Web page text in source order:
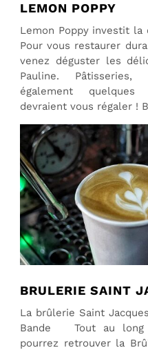
LEMON POPPY
Lemon Poppy investit la
Pour vous restaurer
venez déguster les
Pauline. Pâtisseries,
également
devraient vous régaler !
BRULERIE SAINT
La brûlerie Saint
Bande Tout au long
pourrez retrouver la